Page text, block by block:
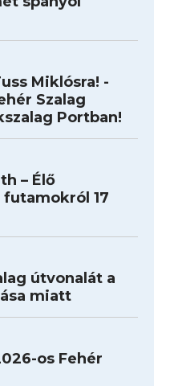
Miklósra! -
Szalag
Portban!
– Élő
17
útvonalát a
miatt
os Fehér